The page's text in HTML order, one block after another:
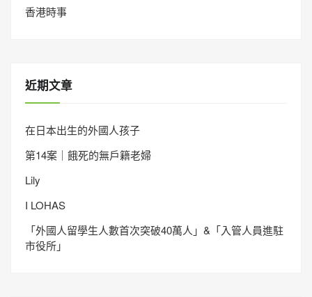
香港時事
近期文章
在日本出生的外國人孩子
第14案｜餓死的無戶籍老婦
Lily
I LOHAS
「外國人留學生人數首次突破40萬人」&「入管人員進駐
市役所」